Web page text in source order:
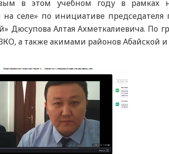
в этом учебном году в рамках
селе» по инициативе председателя
Дюсупова Алтая Ахметкалиевича. По
а также акимами районов Абайской и